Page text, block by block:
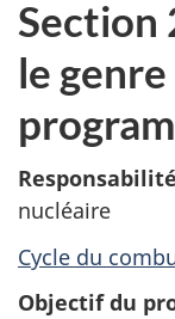
Section
le
nucléaire
Cycle du
Objectif du